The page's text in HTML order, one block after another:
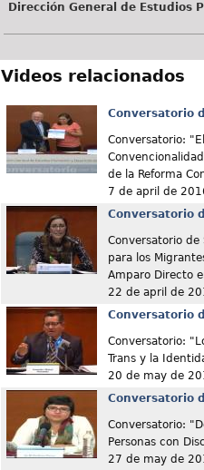
Dirección General de Estudios
Videos relacionados
Conversatorio
Conversatorio:
de la Reforma
7 de april de
Conversatorio
Conversatorio de
para los
Amparo Directo
22 de april de
Conversatorio
Conversatorio:
Trans y la
20 de may de
Conversatorio
Conversatorio:
Personas con
27 de may de